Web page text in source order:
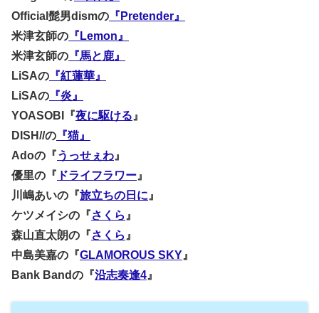
Official髭男dismの 『Pretender』
米津玄師の 『Lemon』
米津玄師の 『馬と鹿』
LiSAの 『紅蓮華』
LiSAの 『炎』
YOASOBI『夜に駆ける』
DISH//の 『猫』
Adoの『うっせぇわ』
優里の『 ドライフラワー』
川嶋あいの『旅立ちの日に』
ケツメイシの『さくら』
森山直太朗の『さくら』
中島美嘉の『GLAMOROUS SKY』
Bank Bandの『沿志奏逢4』